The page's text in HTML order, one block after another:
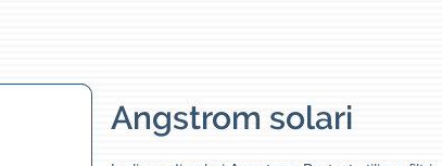
Angstrom solari